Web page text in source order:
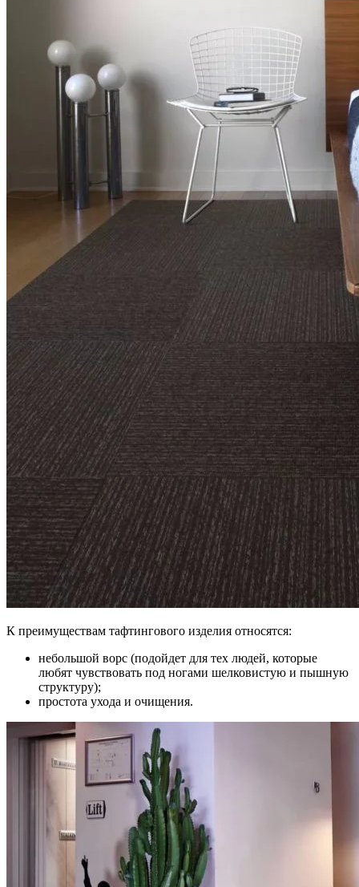
К преимуществам тафтингового изделия относятся:
небольшой ворс (подойдет для тех людей, которые
любят чувствовать под ногами шелковистую и пышную
структуру);
простота ухода и очищения.